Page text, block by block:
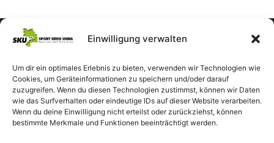
Einwilligung verwalten
Um dir ein optimales Erlebnis zu bieten, verwenden wir Technologien wie
Cookies, um Geräteinformationen zu speichern und/oder darauf
zuzugreifen. Wenn du diesen Technologien zustimmst, können wir Daten
wie das Surfverhalten oder eindeutige IDs auf dieser Website verarbeiten.
Wenn du deine Einwilligung nicht erteilst oder zurückziehst, können
bestimmte Merkmale und Funktionen beeinträchtigt werden.